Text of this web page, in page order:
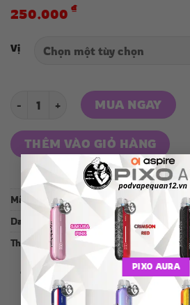
PIXO AURA
250.000 ₫
Vị
EILEX 18000 PUFFS số lượng
MUA NGAY
THÊM VÀO GIỎ HÀNG
Mã:
18-007-2024
Danh mục: Pod 1 lần
Thẻ:
EILEX